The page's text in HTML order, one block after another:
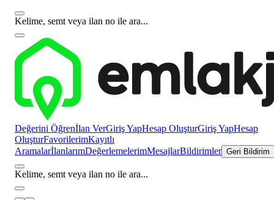
Kelime, semt veya ilan no ile ara...
Değerini Öğrenİlan VerGiriş YapHesap OluşturGiriş YapHesap
OluşturFavorilerimKayıtlı
AramalarİlanlarımDeğerlemelerimMesajlarBildirimler Geri Bildirim
Kelime, semt veya ilan no ile ara...